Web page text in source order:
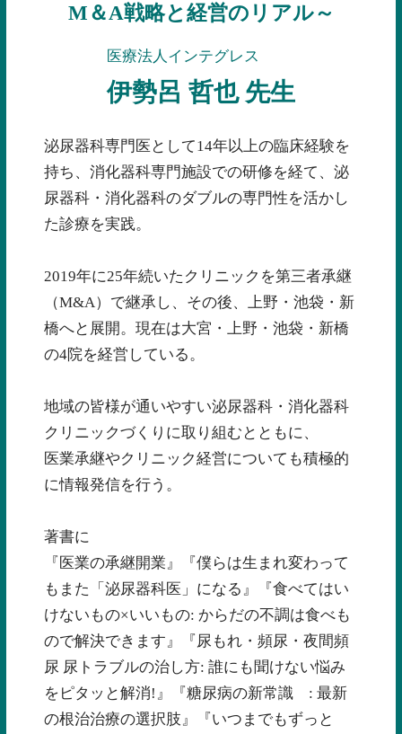
M＆A戦略と経営のリアル～
医療法人インテグレス
伊勢呂 哲也 先生
泌尿器科専門医として14年以上の臨床経験を
持ち、消化器科専門施設での研修を経て、泌
尿器科・消化器科のダブルの専門性を活かし
た診療を実践。
2019年に25年続いたクリニックを第三者承継
（M&A）で継承し、その後、上野・池袋・新
橋へと展開。現在は大宮・上野・池袋・新橋
の4院を経営している。
地域の皆様が通いやすい泌尿器科・消化器科
クリニックづくりに取り組むとともに、
医業承継やクリニック経営についても積極的
に情報発信を行う。
著書に
『医業の承継開業』
『僕らは生まれ変わって
もまた「泌尿器科医」になる』『食べてはい
けないもの×いいもの: からだの不調は食べも
ので解決できます』
『尿もれ・頻尿・夜間頻
尿 尿トラブルの治し方: 誰にも聞けない悩み
をピタッと解消!』『糖尿病の新常識 : 最新
の根治治療の選択肢』
『いつまでもずっと